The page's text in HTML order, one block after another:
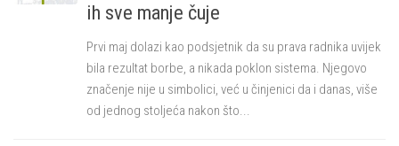
ih sve manje čuje
Prvi maj dolazi kao podsjetnik da su prava radnika uvijek
bila rezultat borbe, a nikada poklon sistema. Njegovo
značenje nije u simbolici, već u činjenici da i danas, više
od jednog stoljeća nakon što...